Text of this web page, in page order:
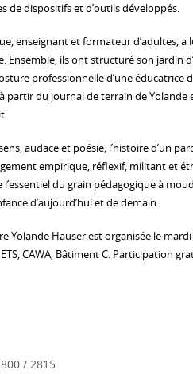
de dispositifs et d’outils développés.
enseignant et formateur d’adultes,
Ensemble, ils ont structuré son jardin
professionnelle d’une éducatrice
partir du journal de terrain de Yolande
audace et poésie, l’histoire d’un
empirique, réflexif, militant et
du grain pédagogique à
d’aujourd’hui et de demain.
Yolande Hauser est organisée le
CAWA, Bâtiment C. Participation
/ 2815